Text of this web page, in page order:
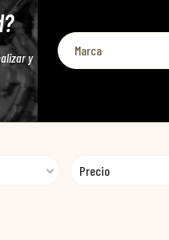
y
Precio